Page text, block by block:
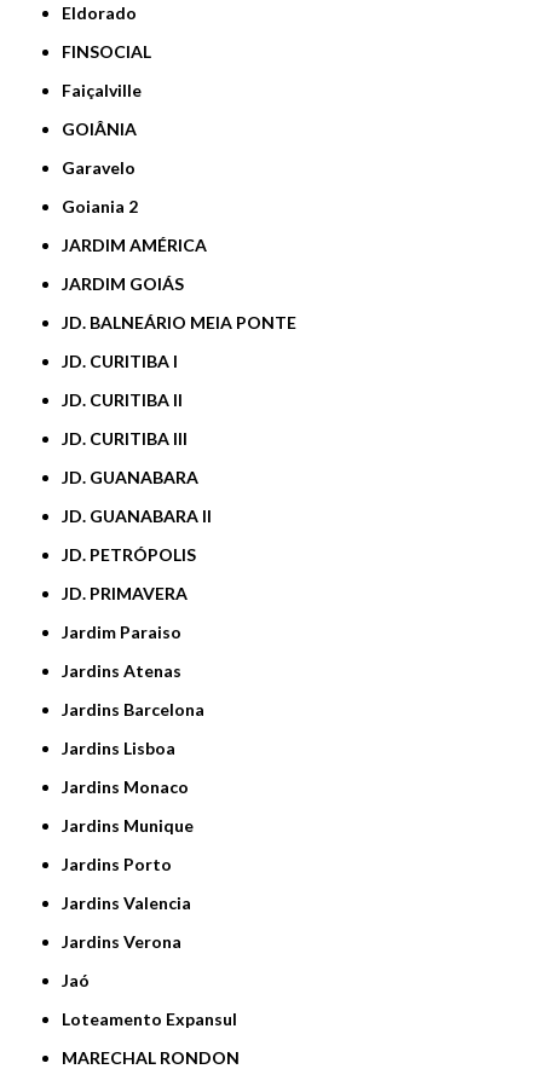
Eldorado
FINSOCIAL
Faiçalville
GOIÂNIA
Garavelo
Goiania 2
JARDIM AMÉRICA
JARDIM GOIÁS
JD. BALNEÁRIO MEIA PONTE
JD. CURITIBA I
JD. CURITIBA II
JD. CURITIBA III
JD. GUANABARA
JD. GUANABARA II
JD. PETRÓPOLIS
JD. PRIMAVERA
Jardim Paraiso
Jardins Atenas
Jardins Barcelona
Jardins Lisboa
Jardins Monaco
Jardins Munique
Jardins Porto
Jardins Valencia
Jardins Verona
Jaó
Loteamento Expansul
MARECHAL RONDON